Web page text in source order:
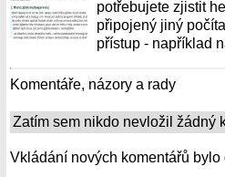
potřebujete zjistit
připojený jiný
přístup - například
Komentáře, názory a rady
Zatím sem nikdo nevložil žádný
Vkládání nových komentářů